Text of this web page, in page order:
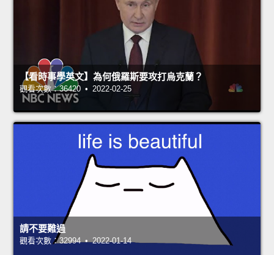
【看時事學英文】為何俄羅斯要攻打烏克蘭？
觀看次數：36420 • 2022-02-25
請不要難過
觀看次數：32994 • 2022-01-14